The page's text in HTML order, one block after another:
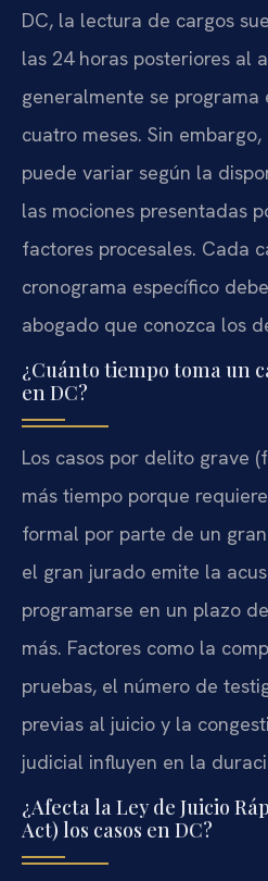
DC, la lectura de cargos
las 24 horas posteriores al
generalmente se programa
cuatro meses. Sin
puede variar según la
las mociones presentadas
factores procesales. Cada
cronograma específico
abogado que conozca los
¿Cuánto tiempo toma un
en DC?
Los casos por delito grave
más tiempo porque
formal por parte de un
el gran jurado emite la
programarse en un plazo
más. Factores como la
pruebas, el número de
previas al juicio y la
judicial influyen en la
¿Afecta la Ley de Juicio
Act) los casos en DC?